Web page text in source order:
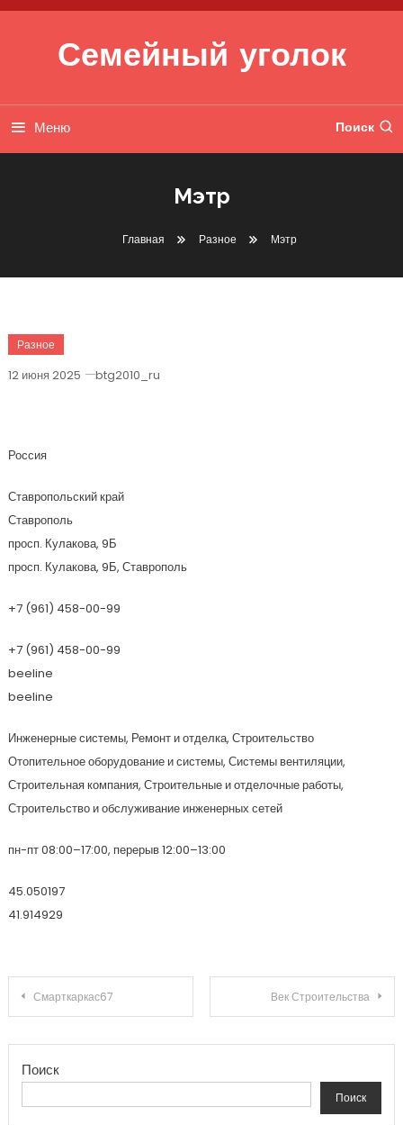
Перейти к содержимому
Семейный уголок
Меню Поиск
Мэтр
Главная Разное Мэтр
Разное
12 июня 2025 btg2010_ru
Россия
Ставропольский край
Ставрополь
просп. Кулакова, 9Б
просп. Кулакова, 9Б, Ставрополь
+7 (961) 458-00-99
+7 (961) 458-00-99
beeline
beeline
Инженерные системы, Ремонт и отделка, Строительство
Отопительное оборудование и системы, Системы вентиляции,
Строительная компания, Строительные и отделочные работы,
Строительство и обслуживание инженерных сетей
пн-пт 08:00–17:00, перерыв 12:00–13:00
45.050197
41.914929
Навигация по записям
Смарткаркас67 Век Строительства
Поиск
Поиск